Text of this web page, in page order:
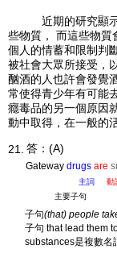
近期的研究顯示，
些物質， 而這些物質
個人的情蓄和限制判
被社會大眾所接受，
酗酒的人也許會發覺
常使得青少年有可能
癮毒品的另一個原因
動中取得，在一般的
21. 答：(A)
Gateway drugs are
主詞 動
主要子句
子句(that) people
子句 that lead them
substances是複數名